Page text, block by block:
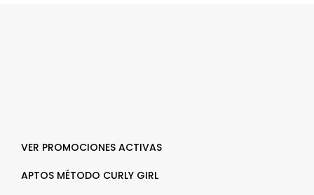
VER PROMOCIONES ACTIVAS
APTOS MÉTODO CURLY GIRL